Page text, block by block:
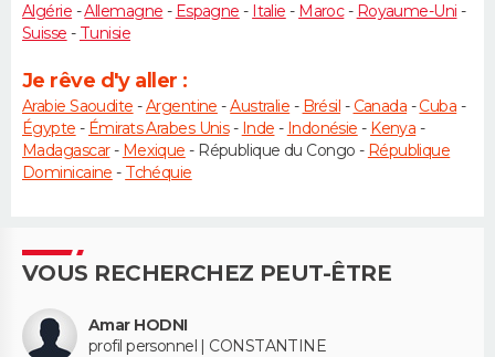
Algérie -Allemagne - Espagne - Italie - Maroc- Royaume-Uni -
Suisse - Tunisie
Je rêve d'y aller :
Arabie Saoudite -Argentine -Australie - Brésil - Canada -Cuba -
Égypte - Émirats Arabes Unis- Inde - Indonésie - Kenya -
Madagascar- Mexique - République du Congo - République
Dominicaine - Tchéquie
VOUS RECHERCHEZ PEUT-ÊTRE
Amar HODNI
profil personnel | CONSTANTINE